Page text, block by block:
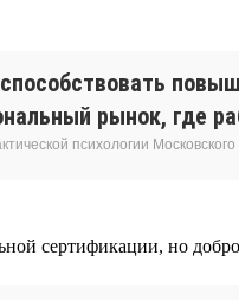
рынок, где
психологии
сертификации, но